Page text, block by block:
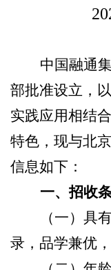
中国融通
部批准设立，
实践应用相结
特色，现与北
信息如下：
一、招收
（一）具
录，品学兼优